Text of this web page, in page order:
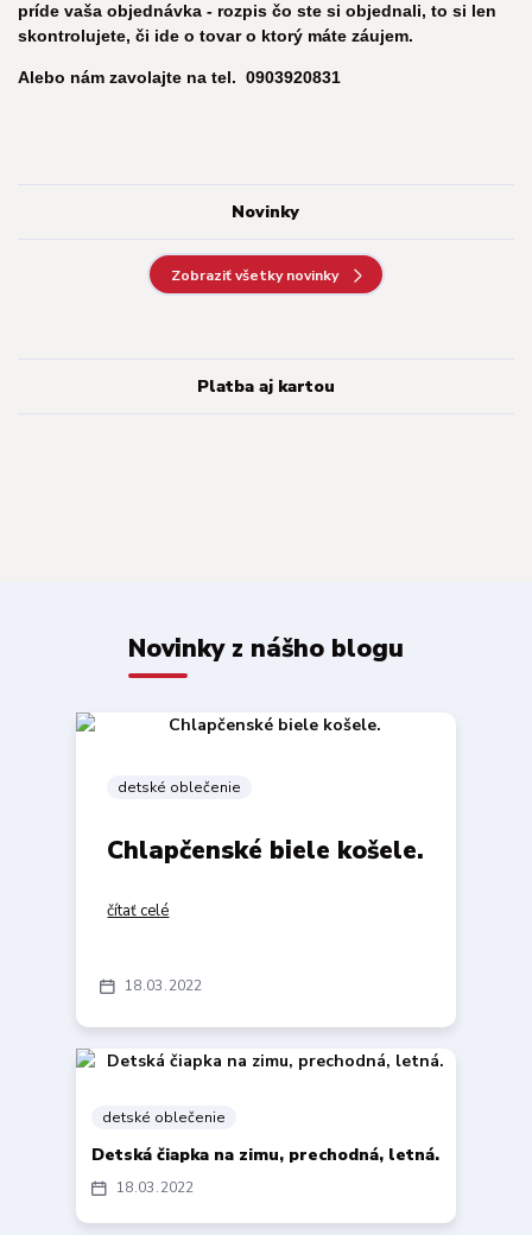
Novinky
Zobraziť všetky novinky
Platba aj kartou
príde vaša objednávka - rozpis čo ste si objednali, to si len
skontrolujete, či ide o tovar o ktorý máte záujem.
Alebo nám zavolajte na tel. 0903920831
Novinky z nášho blogu
18 03 2022
detské oblečenie
Chlapčenské biele košele.
čítať celé
18 03 2022
detské oblečenie
Detská čiapka na zimu, prechodná, letná.